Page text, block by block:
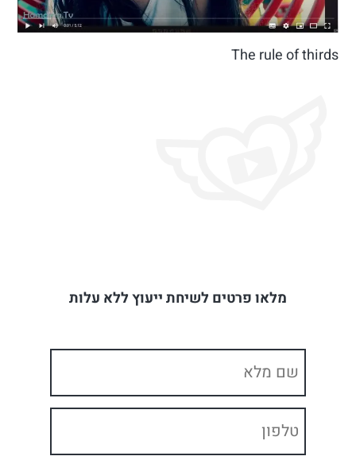
The rule of thirds
מלאו פרטים לשיחת ייעוץ ללא עלות